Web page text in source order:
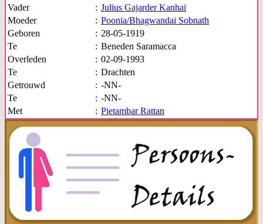
Vader
: Julius Gajarder Kanhai
Moeder
: Poonia/Bhagwandai Sobnath
Geboren
: 28-05-1919
Te
: Beneden Saramacca
Overleden
: 02-09-1993
Te
: Drachten
Getrouwd
: -NN-
Te
: -NN-
Met
: Pietambar Rattan